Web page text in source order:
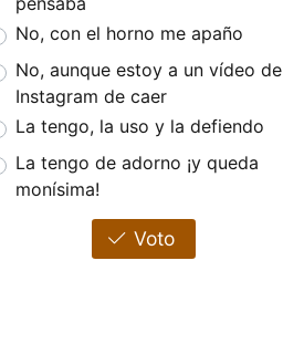
No, con el horno me apaño
No, aunque estoy a un vídeo de
Instagram de caer
La tengo, la uso y la defiendo
La tengo de adorno ¡y queda
monísima!
Voto